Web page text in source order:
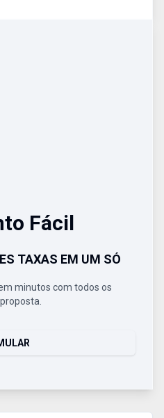
Fácil
TAXAS EM UM SÓ
minutos com todos os